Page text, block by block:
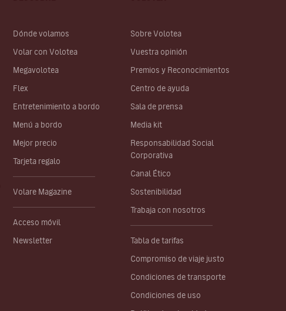
Dónde volamos
Volar con Volotea
Megavolotea
Flex
Entretenimiento a bordo
Menú a bordo
Mejor precio
Tarjeta regalo
Volare Magazine
Acceso móvil
Newsletter
Sobre Volotea
Vuestra opinión
Premios y Reconocimientos
Centro de ayuda
Sala de prensa
Media kit
Responsabilidad Social
Corporativa
Canal Ético
Sostenibilidad
Trabaja con nosotros
Tabla de tarifas
Compromiso de viaje justo
Condiciones de transporte
Condiciones de uso